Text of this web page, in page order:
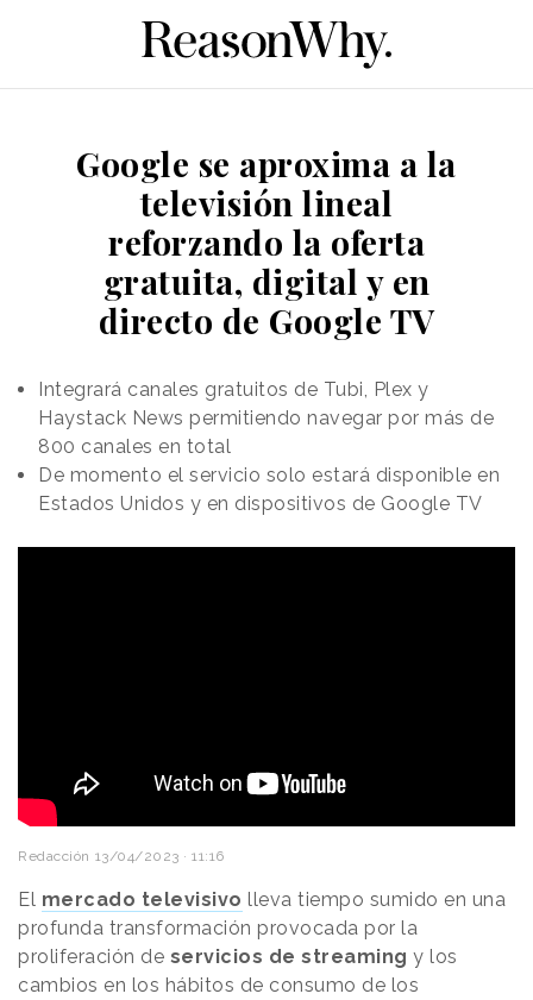
Google se aproxima a la
televisión lineal
reforzando la oferta
gratuita, digital y en
directo de Google TV
Integrará canales gratuitos de Tubi, Plex y
Haystack News permitiendo navegar por más de
800 canales en total
De momento el servicio solo estará disponible en
Estados Unidos y en dispositivos de Google TV
Redacción 13/04/2023 · 11:16
El mercado televisivo lleva tiempo sumido en una
profunda transformación provocada por la
proliferación de servicios de streaming y los
cambios en los hábitos de consumo de los